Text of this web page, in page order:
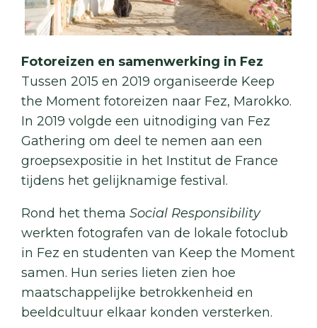
Fotoreizen en samenwerking in Fez
Tussen 2015 en 2019 organiseerde Keep
the Moment fotoreizen naar Fez, Marokko.
In 2019 volgde een uitnodiging van Fez
Gathering om deel te nemen aan een
groepsexpositie in het Institut de France
tijdens het gelijknamige festival.
Rond het themaSocial Responsibility
werkten fotografen van de lokale fotoclub
in Fez en studenten van Keep the Moment
samen. Hun series lieten zien hoe
maatschappelijke betrokkenheid en
beeldcultuur elkaar konden versterken.